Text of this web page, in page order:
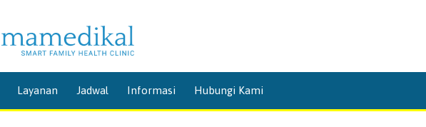
content
Layanan Jadwal Informasi Hubungi Kami